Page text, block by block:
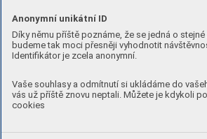
Anonymní unikátní ID
Díky němu příště poznáme, že se jedná o stejné
budeme tak moci přesněji vyhodnotit
Identifikátor je zcela anonymní.
Vaše souhlasy a odmítnutí si ukládáme do
vás už příště znovu neptali. Můžete je kdykoli
cookies